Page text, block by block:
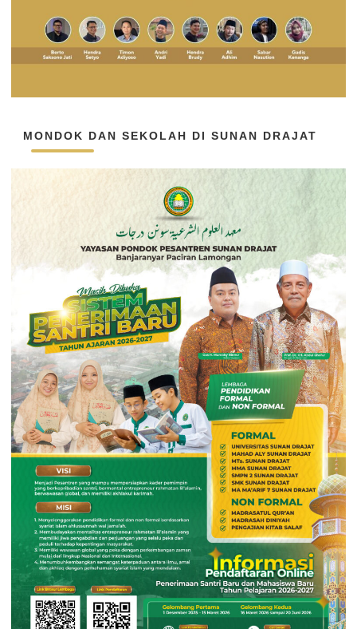
MONDOK DAN SEKOLAH DI SUNAN DRAJAT